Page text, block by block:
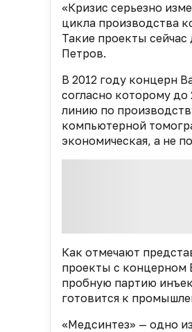
«Кризис серьезно
цикла производства
Такие проекты
Петров.
В 2012 году концерн
согласно которому
линию по
компьютерной
экономическая, а не
Как отмечают
проекты с концерном
пробную партию
готовится к
«Медсинтез» — одно